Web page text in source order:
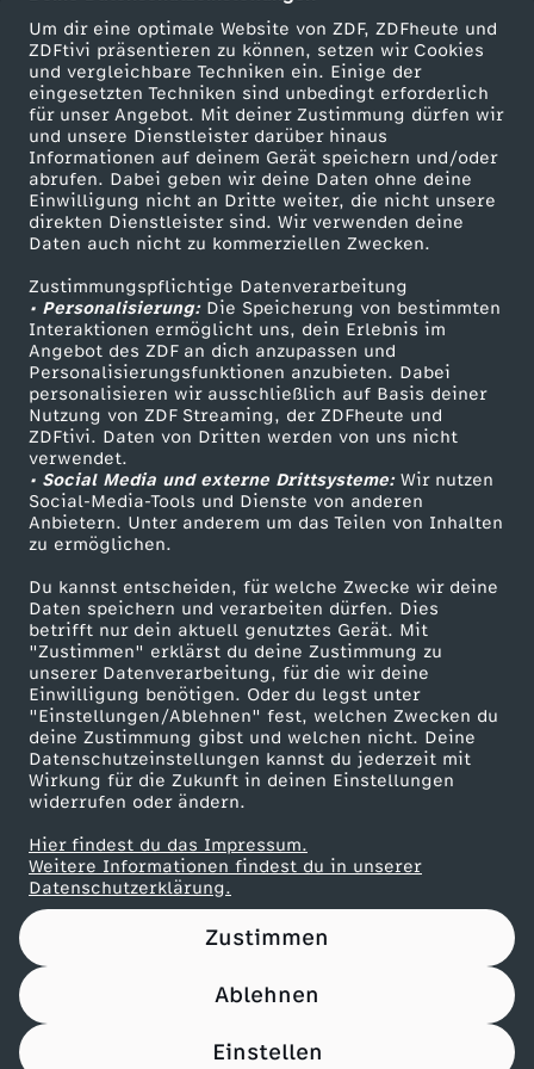
Um dir eine optimale Website von ZDF, ZDFheute und
ZDFtivi präsentieren zu können, setzen wir Cookies
und vergleichbare Techniken ein. Einige der
eingesetzten Techniken sind unbedingt erforderlich
für unser Angebot. Mit deiner Zustimmung dürfen wir
und unsere Dienstleister darüber hinaus
Informationen auf deinem Gerät speichern und/oder
abrufen. Dabei geben wir deine Daten ohne deine
Einwilligung nicht an Dritte weiter, die nicht unsere
direkten Dienstleister sind. Wir verwenden deine
Daten auch nicht zu kommerziellen Zwecken.
Zustimmungspflichtige Datenverarbeitung
• Personalisierung:Die Speicherung von bestimmten
Interaktionen ermöglicht uns, dein Erlebnis im
Angebot des ZDF an dich anzupassen und
Personalisierungsfunktionen anzubieten. Dabei
personalisieren wir ausschließlich auf Basis deiner
Nutzung von ZDF Streaming, der ZDFheute und
ZDFtivi. Daten von Dritten werden von uns nicht
verwendet.
• Social Media und externe Drittsysteme:Wir nutzen
Social-Media-Tools und Dienste von anderen
Anbietern. Unter anderem um das Teilen von Inhalten
zu ermöglichen.
Du kannst entscheiden, für welche Zwecke wir deine
Daten speichern und verarbeiten dürfen. Dies
betrifft nur dein aktuell genutztes Gerät. Mit
"Zustimmen" erklärst du deine Zustimmung zu
unserer Datenverarbeitung, für die wir deine
Einwilligung benötigen. Oder du legst unter
"Einstellungen/Ablehnen" fest, welchen Zwecken du
deine Zustimmung gibst und welchen nicht. Deine
Datenschutzeinstellungen kannst du jederzeit mit
Wirkung für die Zukunft in deinen Einstellungen
widerrufen oder ändern.
Hier findest du das Impressum.
Weitere Informationen findest du in unserer
Datenschutzerklärung.
Zustimmen
Ablehnen
Einstellen
Filtern
e
c
l
a
s
s
f
r
o
m
t
h
e
2
1
t
C
e
n
t
u
u
e
n
W
ä
l
d
e
r
n
r
a
u
e
n
.
D
i
e
I
n
t
e
r
v
i
e
w
s
i
n
d
o
w
s
d
o
w
n
i
n
M
a
d
r
i
d
Mehr ZDF
ZDF-Apps
Smart TV
ZDFtext
Livestreams
Sendungen A-Z
TV-Programm
Service
ZDFmitreden
Kontakt zum ZDF
Tickets
Zuschauerservice
Hilfe
ZDF Unternehmen
Karriere
ZDF goes Schule
Werbefernsehen
Mainzelmännchen
Partner
Nutzungsbedingungen
Impressum